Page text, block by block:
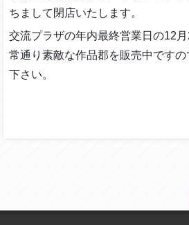
ちまして閉店いたします。
交流プラザの年内最終営業日の12
常通り素敵な作品郡を販売中です
下さい。